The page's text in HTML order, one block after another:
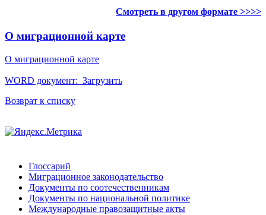
Смотреть в другом формате >>>>
О миграционной карте
О миграционной карте
WORD документ: Загрузить
Возврат к списку
Глоссарий
Миграционное законодательство
Документы по соотечественникам
Документы по национальной политике
Международные правозащитные акты